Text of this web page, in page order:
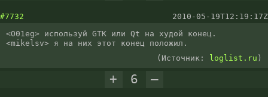
#7732
2010-05-19T12:19:17Z
<O01eg> используй GTK или Qt на худой конец.
<mikelsv> я на них этот конец положил.
(Источник:
loglist.ru )
+ 6 –